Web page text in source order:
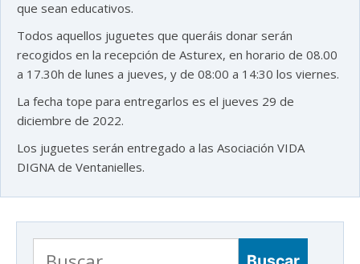
que sean educativos.
Todos aquellos juguetes que queráis donar serán
recogidos en la recepción de Asturex, en horario de 08.00
a 17.30h de lunes a jueves, y de 08:00 a 14:30 los viernes.
La fecha tope para entregarlos es el jueves 29 de
diciembre de 2022.
Los juguetes serán entregado a las Asociación VIDA
DIGNA de Ventanielles.
Buscar: